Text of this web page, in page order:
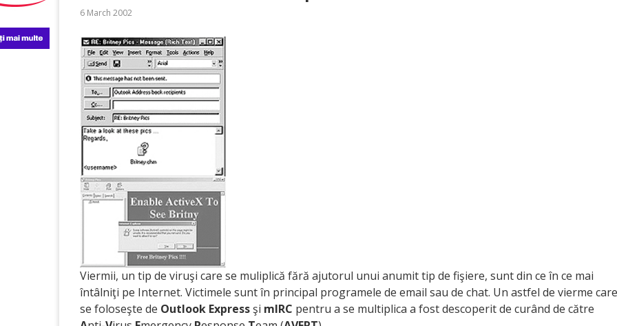
6 March 2002
Viermii, un tip de viruşi care se muliplică fără ajutorul unui anumit tip de fişiere, sunt din ce în ce mai
întâlniţi pe Internet. Victimele sunt în principal programele de email sau de chat. Un astfel de vierme care
se foloseşte de Outlook Expressşi mIRC pentru a se multiplica a fost descoperit de curând de către